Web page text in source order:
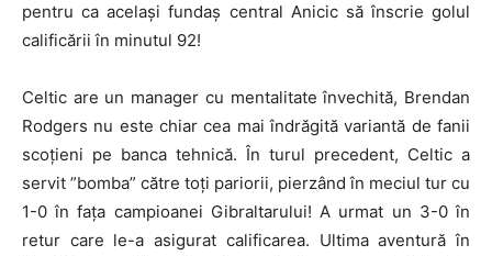
pentru ca același fundaș central Anicic să înscrie golul
calificării în minutul 92!
Celtic are un manager cu mentalitate învechită, Brendan
Rodgers nu este chiar cea mai îndrăgită variantă de fanii
scoțieni pe banca tehnică. În turul precedent, Celtic a
servit ”bomba” către toți pariorii, pierzând în meciul tur cu
1-0 în fața campioanei Gibraltarului! A urmat un 3-0 în
retur care le-a asigurat calificarea. Ultima aventură în